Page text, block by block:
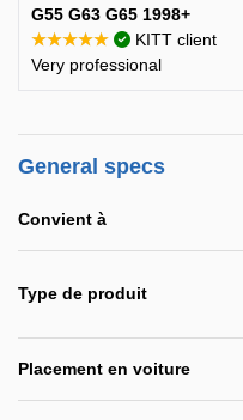
G55 G63 G65 1998+
★★★★★
KITT client
Very professional
General specs
Convient à
Type de produit
Placement en voiture